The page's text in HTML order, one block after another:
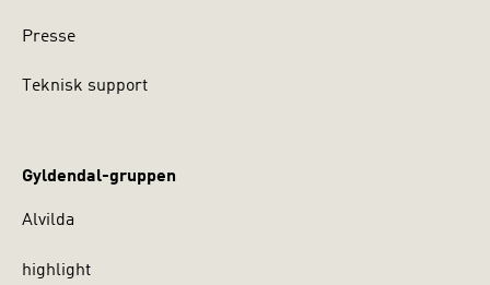
Presse
Teknisk support
Gyldendal-gruppen
Alvilda
highlight